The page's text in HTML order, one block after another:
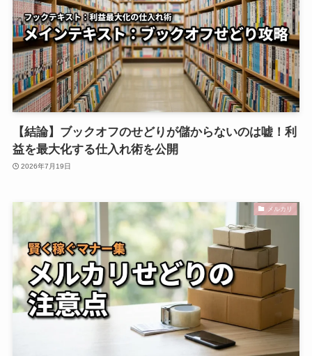
【結論】ブックオフのせどりが儲からないのは嘘！利
益を最大化する仕入れ術を公開
2026年7月19日
メルカリ